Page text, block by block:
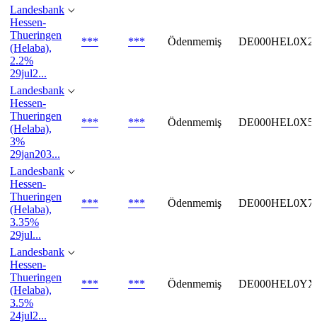
Landesbank
Hessen-
Thueringen
(Helaba),
2.2%
29jul2...
*** *** Ödenmemiş
Landesbank
Hessen-
Thueringen
(Helaba),
3%
29jan203...
*** *** Ödenmemiş
Landesbank
Hessen-
Thueringen
(Helaba),
3.35%
29jul...
*** *** Ödenmemiş
Landesbank
Hessen-
Thueringen
(Helaba),
3.5%
24jul2...
*** *** Ödenmemiş